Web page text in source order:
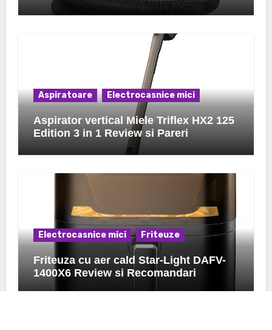
Aspiratoare Electrocasnice mici
Aspirator vertical Miele Triflex HX2 125
Edition 3 in 1 Review si Pareri
Electrocasnice mici Friteuze
Friteuza cu aer cald Star-Light DAFV-
1400X6 Review si Recomandari